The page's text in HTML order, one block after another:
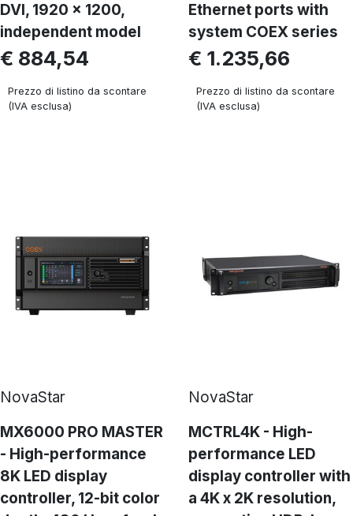
DVI, 1920 x 1200,
independent model
€ 884,54
Prezzo di listino da scontare
(IVA esclusa)
Ethernet ports with
system COEX series
€ 1.235,66
Prezzo di listino da scontare
(IVA esclusa)
NovaStar
MX6000 PRO MASTER
- High-performance
8K LED display
controller, 12-bit color
NovaStar
MCTRL4K - High-
performance LED
display controller with
a 4K x 2K resolution,